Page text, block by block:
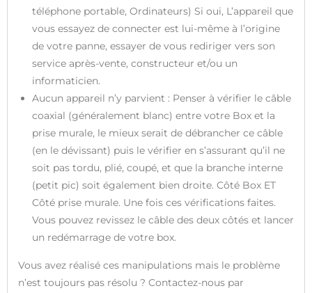
téléphone portable, Ordinateurs) Si oui, L’appareil que
vous essayez de connecter est lui-même à l’origine
de votre panne, essayer de vous rediriger vers son
service après-vente, constructeur et/ou un
informaticien.
Aucun appareil n’y parvient : Penser à vérifier le câble
coaxial (généralement blanc) entre votre Box et la
prise murale, le mieux serait de débrancher ce câble
(en le dévissant) puis le vérifier en s’assurant qu’il ne
soit pas tordu, plié, coupé, et que la branche interne
(petit pic) soit également bien droite. Côté Box ET
Côté prise murale. Une fois ces vérifications faites.
Vous pouvez revissez le câble des deux côtés et lancer
un redémarrage de votre box.
Vous avez réalisé ces manipulations mais le problème
n’est toujours pas résolu ? Contactez-nous par